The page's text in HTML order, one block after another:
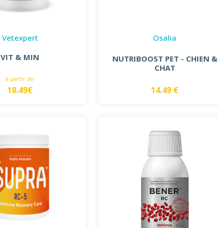
Vetexpert
VIT & MIN
à partir de
18.49€
Osalia
NUTRIBOOST PET - CHIEN &
CHAT
14.49 €